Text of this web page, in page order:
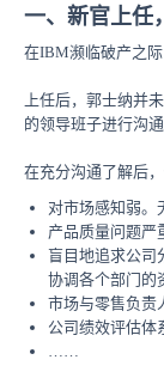
一、新官上任
在IBM濒临破产之际
上任后，郭士纳并
的领导班子进行沟通
在充分沟通了解后
对市场感知弱。
产品质量问题严
盲目地追求公司
协调各个部门的
市场与零售负责
公司绩效评估体
……